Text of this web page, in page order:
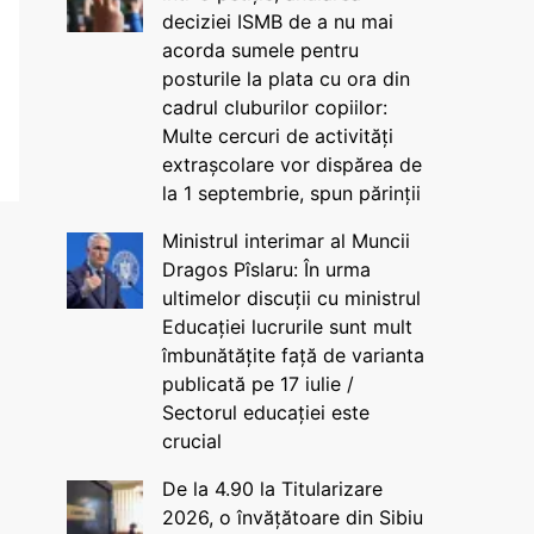
deciziei ISMB de a nu mai
acorda sumele pentru
posturile la plata cu ora din
cadrul cluburilor copiilor:
Multe cercuri de activități
extrașcolare vor dispărea de
la 1 septembrie, spun părinții
Ministrul interimar al Muncii
Dragos Pîslaru: În urma
ultimelor discuții cu ministrul
Educației lucrurile sunt mult
îmbunătățite față de varianta
publicată pe 17 iulie /
Sectorul educației este
crucial
De la 4.90 la Titularizare
2026, o învățătoare din Sibiu